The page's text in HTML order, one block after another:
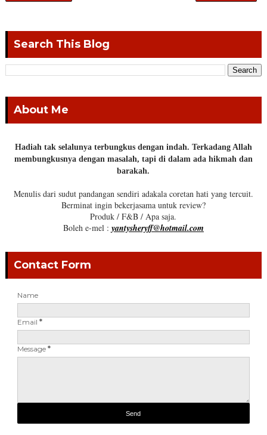
Search This Blog
About Me
Hadiah tak selalunya terbungkus dengan indah. Terkadang Allah
membungkusnya dengan masalah, tapi di dalam ada hikmah dan
barakah.
Menulis dari sudut pandangan sendiri adakala coretan hati yang tercuit.
Berminat ingin bekerjasama untuk review?
Produk / F&B / Apa saja.
Boleh e-mel : yantysheryff@hotmail.com
Contact Form
Name
Email *
Message *